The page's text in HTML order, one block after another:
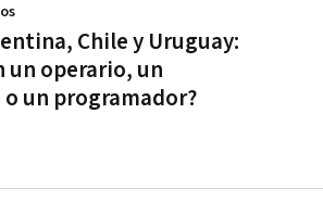
Chile y Uruguay:
un operario, un
un programador?